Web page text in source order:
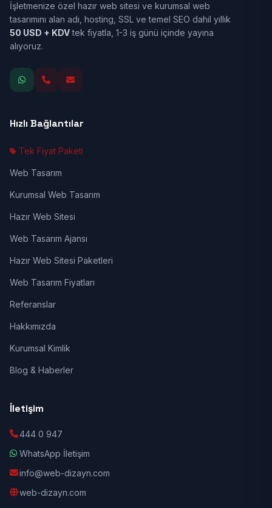
İşletmenize özel hazır web sitesi ve kurumsal web
tasarımını alan adı, hosting, SSL ve temel SEO dahil yıllık
50 USD + KDVtek fiyatla, 1-3 iş günü içinde yayına
alıyoruz.
Hızlı Bağlantılar
Tek Fiyat Paketi
Web Tasarım
Kurumsal Web Tasarım
Hazır Web Sitesi
Web Tasarım Ajansı
Hazır Web Sitesi Paketleri
Web Tasarım Fiyatları
Referanslar
Hakkımızda
Kurumsal Kimlik
Blog & Haberler
İletişim
444 0 947
WhatsApp İletişim
info@web-dizayn.com
web-dizayn.com